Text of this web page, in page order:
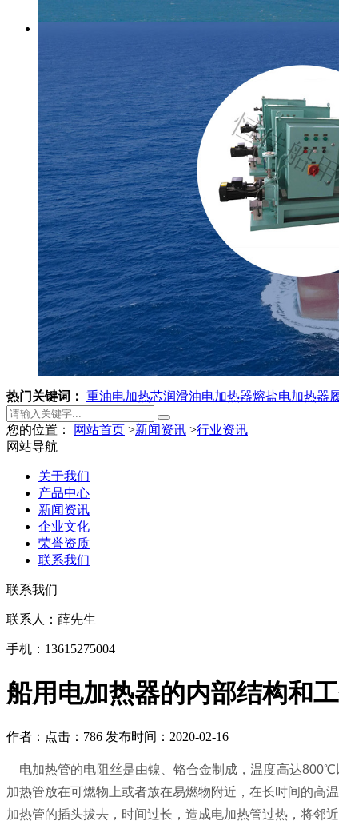
热门关键词： 重油电加热芯润滑油电加热器熔盐电加热器
您的位置： 网站首页 >新闻资讯 >行业资讯
船用电加热器的内部结构和
作者： 点击：786 发布时间：2020-02-16
电加热管的电阻丝是由镍、铬合金制成，温度高达800℃
加热管放在可燃物上或者放在易燃物附近，在长时间的高
加热管的插头拔去，时间过长，造成电加热管过热，将邻
网站导航
关于我们
产品中心
新闻资讯
企业文化
荣誉资质
联系我们
联系我们
联系人：薛先生
手机：13615275004